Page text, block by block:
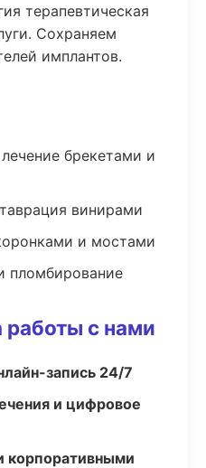
терапевтическая
Сохраняем
имплантов.
брекетами и
винирами
и мостами
пломбирование
с нами
запись 24/7
и цифровое
корпоративными